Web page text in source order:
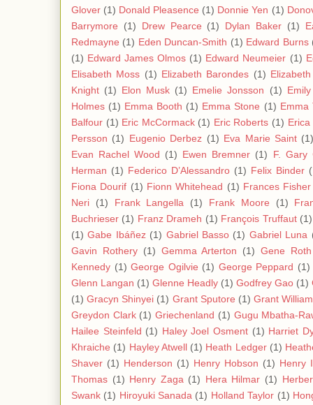
Glover (1) Donald Pleasence (1) Donnie Yen (1)
Barrymore
(1) Drew Pearce (1) Dylan Baker (1)
Redmayne (1) Eden Duncan-Smith (1) Edward Burns
(1) Edward James Olmos (1) Edward Neumeier (1)
Elisabeth Moss (1) Elizabeth Barondes (1)
Knight (1) Elon Musk (1) Emelie Jonsson (1)
Holmes (1) Emma Booth (1) Emma Stone (1) Emma
Balfour (1) Eric McCormack (1) Eric Roberts (1)
Persson (1) Eugenio Derbez (1) Eva Marie Saint
Evan Rachel Wood
(1) Ewen Bremner (1)
F. Gary
Herman (1) Federico D’Alessandro (1) Felix Binder
Fiona Dourif (1) Fionn Whitehead (1) Frances Fisher
Neri
(1) Frank Langella (1) Frank Moore (1)
Buchrieser (1) Franz Drameh (1) François Truffaut (1)
(1) Gabe Ibáñez (1) Gabriel Basso (1) Gabriel Luna
Gavin Rothery
(1) Gemma Arterton (1)
Gene Roth
Kennedy (1) George Ogilvie (1) George Peppard (1)
Glenn Langan (1) Glenne Headly (1) Godfrey Gao (1)
(1) Gracyn Shinyei (1) Grant Sputore (1) Grant
Greydon Clark (1) Griechenland (1) Gugu Mbatha-
Hailee Steinfeld (1) Haley Joel Osment (1) Harriet
Khraiche (1) Hayley Atwell (1) Heath Ledger (1)
Shaver (1) Henderson (1) Henry Hobson (1) Henry
Thomas (1) Henry Zaga (1) Hera Hilmar (1)
Swank (1) Hiroyuki Sanada (1) Holland Taylor (1)